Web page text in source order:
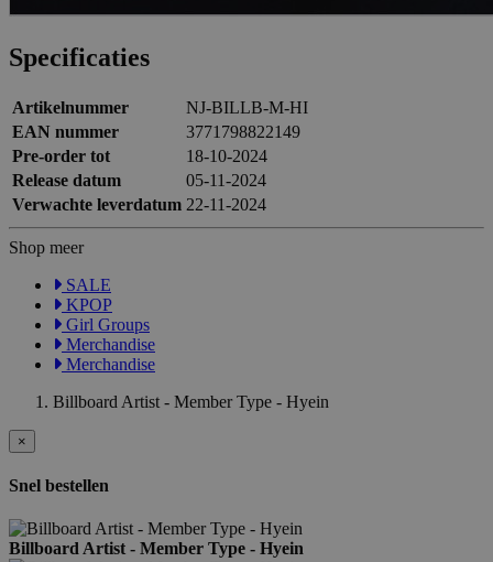
Specificaties
Artikelnummer
NJ-BILLB-M-HI
EAN nummer
3771798822149
Pre-order tot
18-10-2024
Release datum
05-11-2024
Verwachte leverdatum 22-11-2024
Shop meer
SALE
KPOP
Girl Groups
Merchandise
Merchandise
Billboard Artist - Member Type - Hyein
×
Snel bestellen
Billboard Artist - Member Type - Hyein